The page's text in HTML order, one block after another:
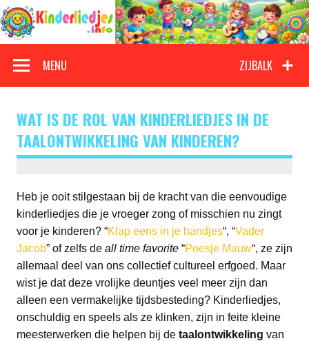
Doorgaan
naar
inhoud
Kinderliedjes
ZIJBALK
MENU
WAT IS DE ROL VAN KINDERLIEDJES IN DE
TAALONTWIKKELING VAN KINDEREN?
Heb je ooit stilgestaan bij de kracht van die eenvoudige
kinderliedjes die je vroeger zong of misschien nu zingt
voor je kinderen? “Klap eens in je handjes“, “Vader
Jacob” of zelfs de all time favorite “Poesje Mauw“, ze zijn
allemaal deel van ons collectief cultureel erfgoed. Maar
wist je dat deze vrolijke deuntjes veel meer zijn dan
alleen een vermakelijke tijdsbesteding? Kinderliedjes,
onschuldig en speels als ze klinken, zijn in feite kleine
meesterwerken die helpen bij de taalontwikkeling van